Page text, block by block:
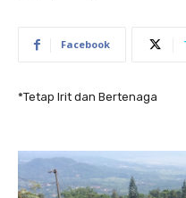
Facebook
*Tetap Irit dan Bertenaga